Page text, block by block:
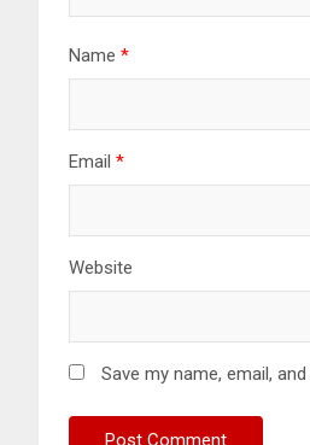
Name *
Email *
Website
Save my name, email,